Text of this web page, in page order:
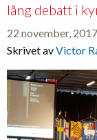
lång debatt i
22 november,
Skrivet avVictor